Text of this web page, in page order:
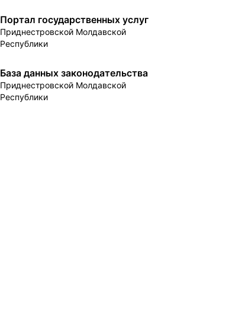
Портал государственных услуг
Приднестровской Молдавской
Республики
База данных законодательства
Приднестровской Молдавской
Республики